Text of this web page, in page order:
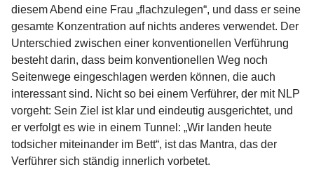
diesem Abend eine Frau „flachzulegen“, und dass er seine
gesamte Konzentration auf nichts anderes verwendet. Der
Unterschied zwischen einer konventionellen Verführung
besteht darin, dass beim konventionellen Weg noch
Seitenwege eingeschlagen werden können, die auch
interessant sind. Nicht so bei einem Verführer, der mit NLP
vorgeht: Sein Ziel ist klar und eindeutig ausgerichtet, und
er verfolgt es wie in einem Tunnel: „Wir landen heute
todsicher miteinander im Bett“, ist das Mantra, das der
Verführer sich ständig innerlich vorbetet.